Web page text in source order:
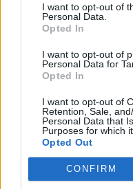
I want to opt-out of
Personal Data.
Opted In
I want to opt-out of
Personal Data for
Opted In
I want to opt-out of
Retention, Sale,
Personal Data that
Purposes for which
Opted Out
CONFIRM
víz, csak víz
Holnapután
Greendex 55:58
Cickafark –
ismert